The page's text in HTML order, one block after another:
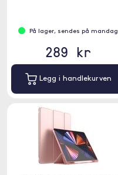
På lager, sendes på mandag
289 kr
Legg i handlekurven